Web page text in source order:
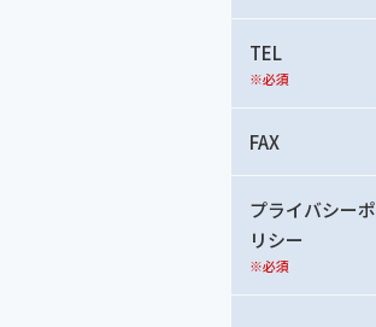
TEL
※必須
FAX
プライバシーポ
リシー
※必須